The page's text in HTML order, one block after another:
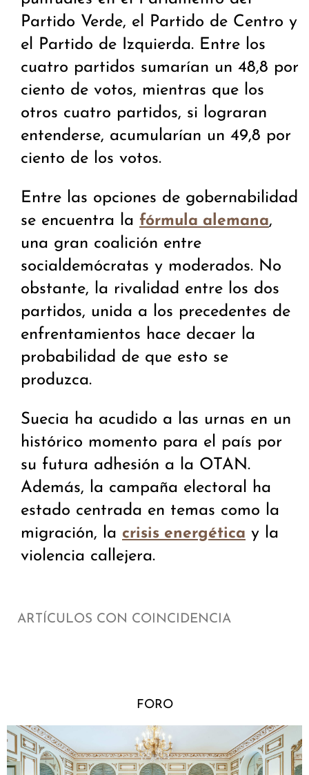
Partido Verde, el Partido de Centro y
el Partido de Izquierda. Entre los
cuatro partidos sumarían un 48,8 por
ciento de votos, mientras que los
otros cuatro partidos, si lograran
entenderse, acumularían un 49,8 por
ciento de los votos.
Entre las opciones de gobernabilidad
se encuentra la fórmula alemana,
una gran coalición entre
socialdemócratas y moderados. No
obstante, la rivalidad entre los dos
partidos, unida a los precedentes de
enfrentamientos hace decaer la
probabilidad de que esto se
produzca.
Suecia ha acudido a las urnas en un
histórico momento para el país por
su futura adhesión a la OTAN.
Además, la campaña electoral ha
estado centrada en temas como la
migración, la crisis energética y la
violencia callejera.
ARTÍCULOS CON COINCIDENCIA
FORO